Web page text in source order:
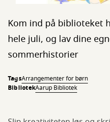
Kom ind på biblioteket
hele juli, og lav dine
sommerhistorier
TagsArrangementer for børn
BibliotekAarup Bibliotek